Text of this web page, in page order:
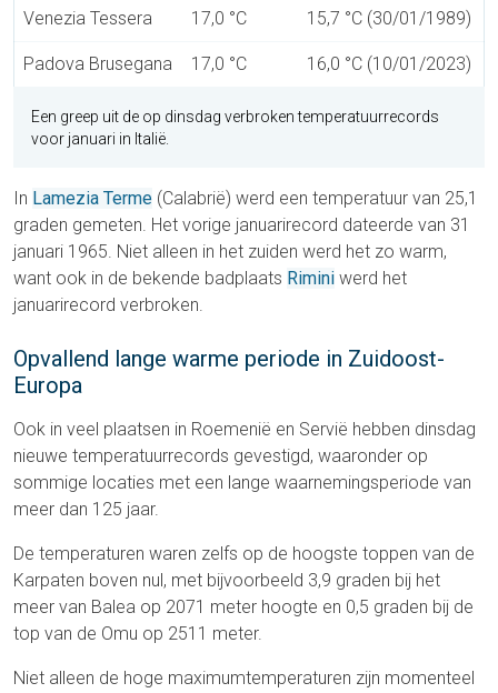
Venezia Tessera 17,0 °C 15,7 °C (30/01/1989)
Padova Brusegana 17,0 °C 16,0 °C (10/01/2023)
Een greep uit de op dinsdag verbroken temperatuurrecords
voor januari in Italië.
In Lamezia Terme (Calabrië) werd een temperatuur van 25,1
graden gemeten. Het vorige januarirecord dateerde van 31
januari 1965. Niet alleen in het zuiden werd het zo warm,
want ook in de bekende badplaats Rimini werd het
januarirecord verbroken.
Opvallend lange warme periode in Zuidoost-
Europa
Ook in veel plaatsen in Roemenië en Servië hebben dinsdag
nieuwe temperatuurrecords gevestigd, waaronder op
sommige locaties met een lange waarnemingsperiode van
meer dan 125 jaar.
De temperaturen waren zelfs op de hoogste toppen van de
Karpaten boven nul, met bijvoorbeeld 3,9 graden bij het
meer van Balea op 2071 meter hoogte en 0,5 graden bij de
top van de Omu op 2511 meter.
Niet alleen de hoge maximumtemperaturen zijn momenteel